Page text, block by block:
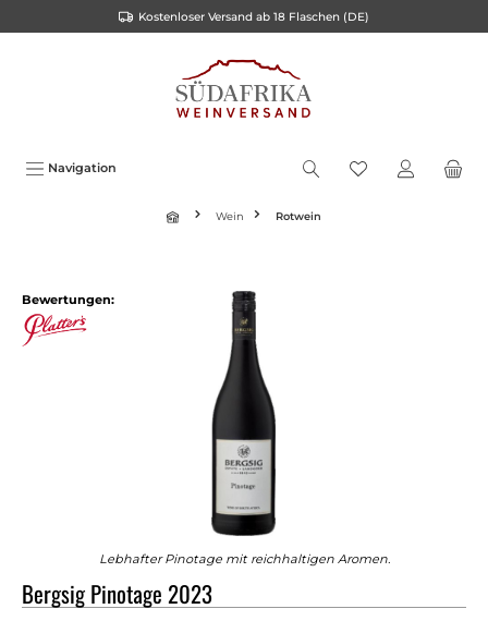
Kostenloser Versand ab 18 Flaschen (DE)
Navigation
Wein Rotwein
Bewertungen:
Lebhafter Pinotage mit reichhaltigen Aromen.
Bergsig Pinotage 2023